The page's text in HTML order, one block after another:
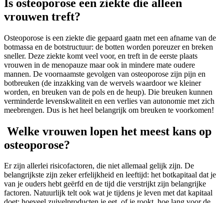
Is osteoporose een ziekte die alleen
vrouwen treft?
Osteoporose is een ziekte die gepaard gaatn met een afname van de
botmassa en de botstructuur: de botten worden poreuzer en breken
sneller. Deze ziekte komt veel voor, en treft in de eerste plaats
vrouwen in de menopauze maar ook in mindere mate oudere
mannen. De voornaamste gevolgen van osteoporose zijn pijn en
botbreuken (de inzakking van de wervels waardoor we kleiner
worden, en breuken van de pols en de heup). Die breuken kunnen
verminderde levenskwaliteit en een verlies van autonomie met zich
meebrengen. Dus is het heel belangrijk om breuken te voorkomen!
Welke vrouwen lopen het meest kans op
osteoporose?
Er zijn allerlei risicofactoren, die niet allemaal gelijk zijn. De
belangrijkste zijn zeker erfelijkheid en leeftijd: het botkapitaal dat je
van je ouders hebt geërfd en de tijd die verstrijkt zijn belangrijke
factoren. Natuurlijk telt ook wat je tijdens je leven met dat kapitaal